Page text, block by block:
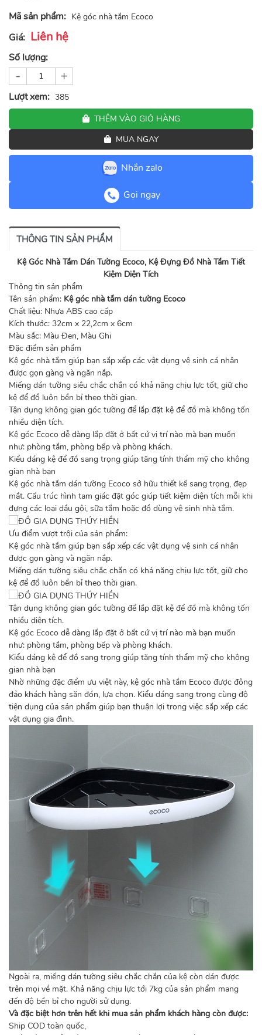
Mã sản phẩm: Kệ góc nhà tắm Ecoco
Giá: Liên hệ
Số lượng:
- +
Lượt xem: 385
THÊM VÀO GIỎ HÀNG
MUA NGAY
Nhắn zalo
Gọi ngay
THÔNG TIN SẢN PHẨM
Kệ Góc Nhà Tắm Dán Tường Ecoco, Kệ Đựng Đồ Nhà Tắm Tiết
Kiệm Diện Tích
Thông tin sản phẩm
Tên sản phẩm: Kệ góc nhà tắm dán tường Ecoco
Chất liệu: Nhựa ABS cao cấp
Kích thước: 32cm x 22,2cm x 6cm
Màu sắc: Màu Đen, Màu Ghi
Đặc điểm sản phẩm
Kệ góc nhà tắm giúp bạn sắp xếp các vật dụng vệ sinh cá nhân
được gọn gàng và ngăn nắp.
Miếng dán tường siêu chắc chắn có khả năng chịu lực tốt, giữ cho
kệ để đồ luôn bền bỉ theo thời gian.
Tận dụng không gian góc tường để lắp đặt kệ để đồ mà không tốn
nhiều diện tích.
Kệ góc Ecoco dễ dàng lắp đặt ở bất cứ vị trí nào mà bạn muốn
như: phòng tắm, phòng bếp và phòng khách.
Kiểu dáng kệ để đồ sang trọng giúp tăng tính thẩm mỹ cho không
gian nhà bạn
Kệ góc nhà tắm dán tường Ecoco sở hữu thiết kế sang trọng, đẹp
mắt. Cấu trúc hình tam giác đặt góc giúp tiết kiệm diện tích mỗi khi
đựng các loại dầu gội, sữa tắm hoặc đồ dùng vệ sinh nhà tắm.
Ưu điểm vượt trội của sản phẩm:
Kệ góc nhà tắm giúp bạn sắp xếp các vật dụng vệ sinh cá nhân
được gọn gàng và ngăn nắp.
Miếng dán tường siêu chắc chắn có khả năng chịu lực tốt, giữ cho
kệ để đồ luôn bền bỉ theo thời gian.
Tận dụng không gian góc tường để lắp đặt kệ để đồ mà không tốn
nhiều diện tích.
Kệ góc Ecoco dễ dàng lắp đặt ở bất cứ vị trí nào mà bạn muốn
như: phòng tắm, phòng bếp và phòng khách.
Kiểu dáng kệ để đồ sang trọng giúp tăng tính thẩm mỹ cho không
gian nhà bạn
Nhờ những đặc điểm ưu việt này, kệ góc nhà tắm Ecoco được đông
đảo khách hàng săn đón, lựa chọn. Kiểu dáng sang trọng cùng độ
tiện dụng của sản phẩm giúp bạn thuận lợi trong việc sắp xếp các
vật dụng gia đình.
Ngoài ra, miếng dán tường siêu chắc chắn của kệ còn dán được
trên mọi về mặt. Khả năng chịu lực tới 7kg của sản phẩm mang
đến độ bền bỉ cho người sử dụng.
Và đặc biệt hơn trên hết khi mua sản phẩm khách hàng còn được:
Ship COD toàn quốc,